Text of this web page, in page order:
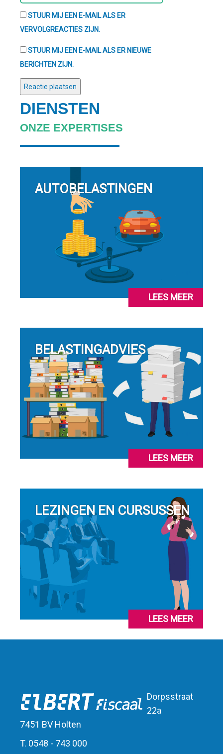
STUUR MIJ EEN E-MAIL ALS ER
VERVOLGREACTIES ZIJN.
STUUR MIJ EEN E-MAIL ALS ER NIEUWE
BERICHTEN ZIJN.
DIENSTEN
ONZE EXPERTISES
AUTOBELASTINGEN
LEES MEER
BELASTINGADVIES
LEES MEER
LEZINGEN EN CURSUSSEN
LEES MEER
Dorpsstraat
22a
7451 BV Holten
T. 0548 - 743 000